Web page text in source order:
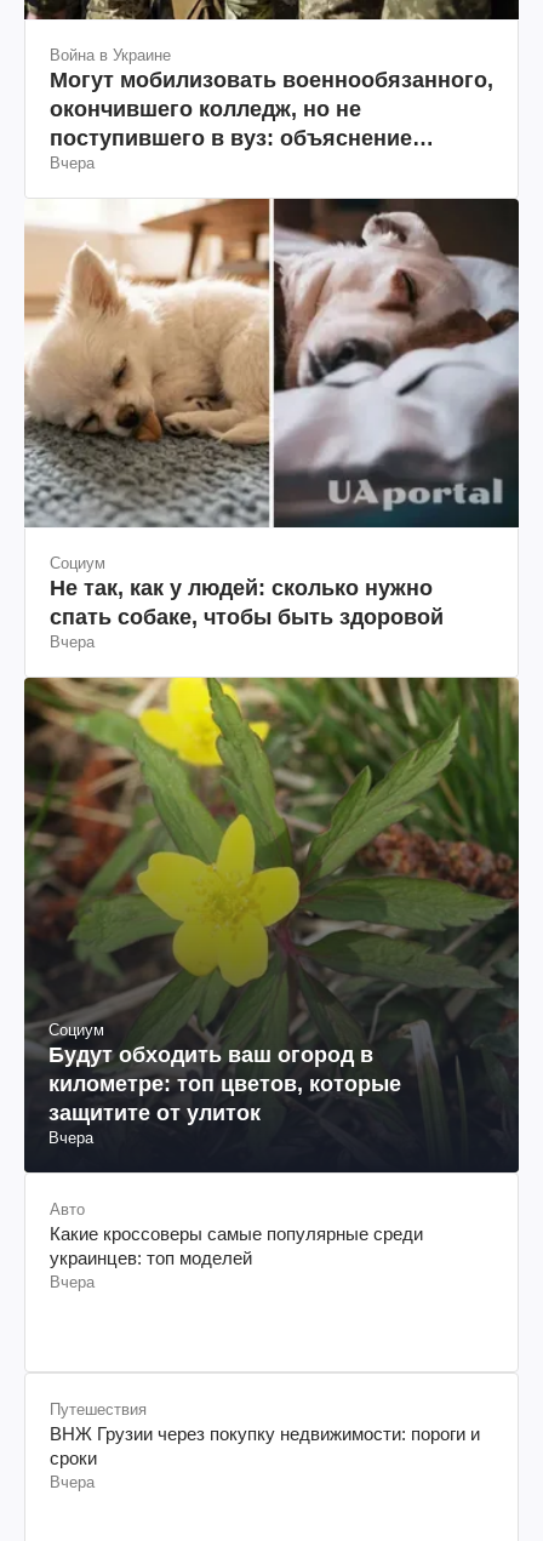
Война в Украине
Могут мобилизовать военнообязанного,
окончившего колледж, но не
поступившего в вуз: объяснение
юриста
Вчера
Социум
Не так, как у людей: сколько нужно
спать собаке, чтобы быть здоровой
Вчера
Социум
Будут обходить ваш огород в
километре: топ цветов, которые
защитите от улиток
Вчера
Авто
Какие кроссоверы самые популярные среди
украинцев: топ моделей
Вчера
Путешествия
ВНЖ Грузии через покупку недвижимости: пороги и
сроки
Вчера